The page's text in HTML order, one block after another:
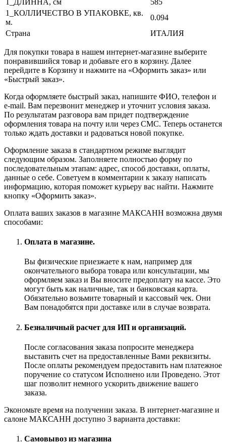
1_КОЛЛИЧЕСТВО В УПАКОВКЕ, кв.
м.
0.094
Страна
ИТАЛИЯ
Для покупки товара в нашем интернет-магазине выберите
понравившийся товар и добавьте его в корзину. Далее
перейдите в Корзину и нажмите на «Оформить заказ» или
«Быстрый заказ».
Когда оформляете быстрый заказ, напишите ФИО, телефон и
e-mail. Вам перезвонит менеджер и уточнит условия заказа.
По результатам разговора вам придет подтверждение
оформления товара на почту или через СМС. Теперь останется
только ждать доставки и радоваться новой покупке.
Оформление заказа в стандартном режиме выглядит
следующим образом. Заполняете полностью форму по
последовательным этапам: адрес, способ доставки, оплаты,
данные о себе. Советуем в комментарии к заказу написать
информацию, которая поможет курьеру вас найти. Нажмите
кнопку «Оформить заказ».
Оплата ваших заказов в магазине МАКСАНН возможна двумя
способами:
Оплата в магазине.
Вы физические приезжаете к нам, например для
окончательного выбора товара или консультации, мы
оформляем заказ и Вы вносите предоплату на кассе. Это
могут быть как наличные, так и банковская карта.
Обязательно возьмите товарный и кассовый чек. Они
Вам понадобятся при доставке или в случае возврата.
Безналичный расчет для ИП и организаций.
После согласования заказа попросите менеджера
выставить счет на предоставленные Вами реквизиты.
После оплаты рекомендуем предоставить нам платежное
поручение со статусом Исполнено или Проведено. Этот
шаг позволит немного ускорить движение вашего
заказа.
Экономьте время на получении заказа. В интернет-магазине и
салоне МАКСАНН доступно 3 варианта доставки:
Самовывоз из магазина